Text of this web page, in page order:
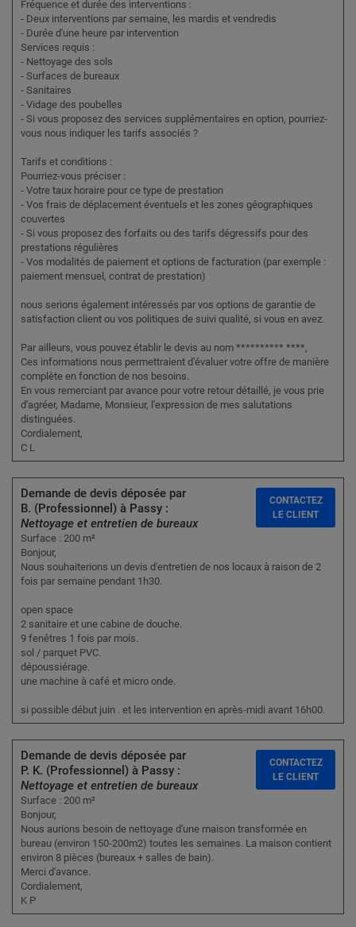
Fréquence et durée des interventions :
- Deux interventions par semaine, les mardis et vendredis
- Durée d'une heure par intervention
Services requis :
- Nettoyage des sols
- Surfaces de bureaux
- Sanitaires
- Vidage des poubelles
- Si vous proposez des services supplémentaires en option, pourriez-
vous nous indiquer les tarifs associés ?
Tarifs et conditions :
Pourriez-vous préciser :
- Votre taux horaire pour ce type de prestation
- Vos frais de déplacement éventuels et les zones géographiques
couvertes
- Si vous proposez des forfaits ou des tarifs dégressifs pour des
prestations régulières
- Vos modalités de paiement et options de facturation (par exemple :
paiement mensuel, contrat de prestation)
nous serions également intéressés par vos options de garantie de
satisfaction client ou vos politiques de suivi qualité, si vous en avez.
Par ailleurs, vous pouvez établir le devis au nom ********** ****,
Ces informations nous permettraient d'évaluer votre offre de manière
complète en fonction de nos besoins.
En vous remerciant par avance pour votre retour détaillé, je vous prie
d'agréer, Madame, Monsieur, l'expression de mes salutations
distinguées.
Cordialement,
C L
Demande de devis déposée par
B. (Professionnel) à Passy :
Nettoyage et entretien de bureaux
Surface : 200 m²
Bonjour,
Nous souhaiterions un devis d'entretien de nos locaux à raison de 2
fois par semaine pendant 1h30.
open space
2 sanitaire et une cabine de douche.
9 fenêtres 1 fois par mois.
sol / parquet PVC.
dépoussiérage.
une machine à café et micro onde.
si possible début juin . et les intervention en après-midi avant 16h00.
CONTACTEZ
LE CLIENT
Demande de devis déposée par
P. K. (Professionnel) à Passy :
Nettoyage et entretien de bureaux
Surface : 200 m²
Bonjour,
Nous aurions besoin de nettoyage d'une maison transformée en
bureau (environ 150-200m2) toutes les semaines. La maison contient
environ 8 pièces (bureaux + salles de bain).
Merci d'avance.
Cordialement,
K P
CONTACTEZ
LE CLIENT